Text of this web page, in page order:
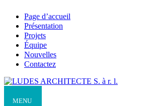
Page d’accueil
Présentation
Projets
Équipe
Nouvelles
Contactez